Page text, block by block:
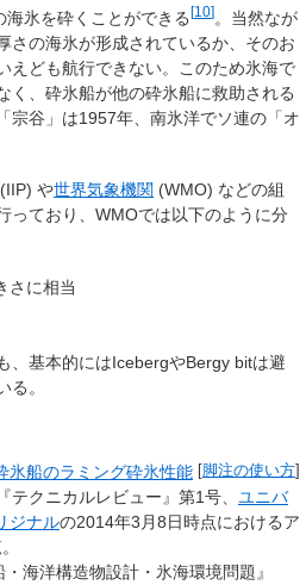
氷を砕くことができる[10]。当然なが
さの海氷が形成されているか、そのお
えども航行できない。このため氷海で
く、砕氷船が他の砕氷船に救助される
宗谷」は1957年、南氷洋でソ連の「オ
(IIP) や世界気象機関 (WMO) などの組
っており、WMOでは以下のように分
さに相当
、基本的にはIcebergやBergy bitは避
る。
[脚注の使い方]
氷船のラミング砕氷性能
テクニカルレビュー』第1号、 ユニバ
ジナルの2014年3月8日時点におけるア
。
・海洋構造物設計・氷海環境問題』